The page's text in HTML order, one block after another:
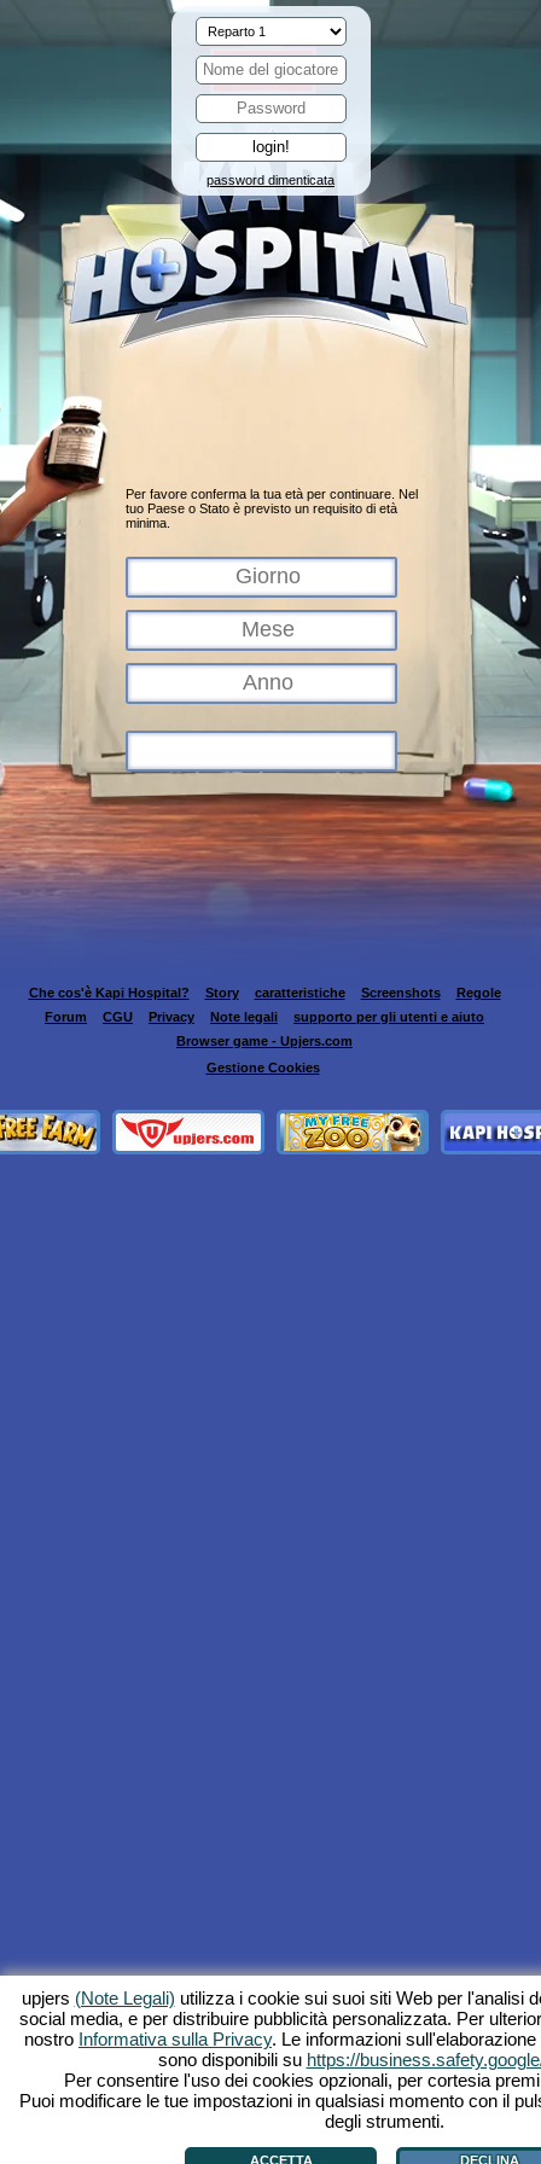
password dimenticata
Per favore conferma la tua età per continuare. Nel
tuo Paese o Stato è previsto un requisito di età
minima.
Che cos'è Kapi Hospital? Story caratteristiche Screenshots
Regole
Forum
CGU Privacy Note legali
supporto per gli utenti e aiuto
Browser game - Upjers.com
Gestione Cookies
upjers (Note Legali) utilizza i cookie sui suoi siti Web per l'analisi
social media, e per distribuire pubblicità personalizzata. Per
nostro Informativa sulla Privacy. Le informazioni
sono disponibili su https://
Per consentire l'uso dei cookies opzionali, per cortesia
Puoi modificare le tue impostazioni in qualsiasi momento con il
degli strumenti.
ACCETTA DECLINA